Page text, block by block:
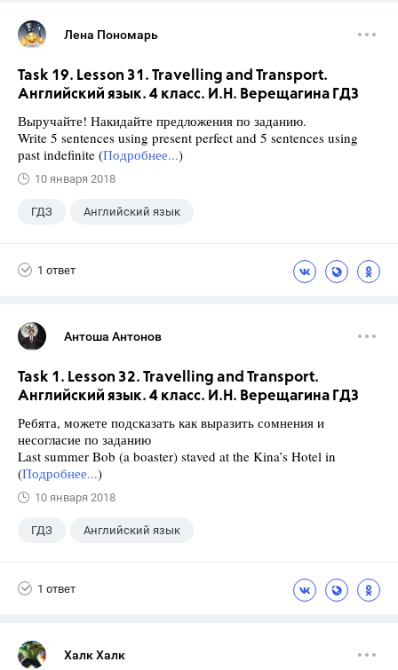
Лена Пономарь
Task 19. Lesson 31. Travelling and Transport.
Английский язык. 4 класс. И.Н. Верещагина ГДЗ
Выручайте! Накидайте предложения по заданию.
Write 5 sentences using present perfect and 5 sentences using
past indefinite (Подробнее...)
10 января 2018
ГДЗ Английский язык
1 ответ
Антоша Антонов
Task 1. Lesson 32. Travelling and Transport.
Английский язык. 4 класс. И.Н. Верещагина ГДЗ
Ребята, можете подсказать как выразить сомнения и
несогласие по заданию
Last summer Bob (a boaster) staved at the Kina’s Hotel in
(Подробнее...)
10 января 2018
ГДЗ Английский язык
1 ответ
Халк Халк